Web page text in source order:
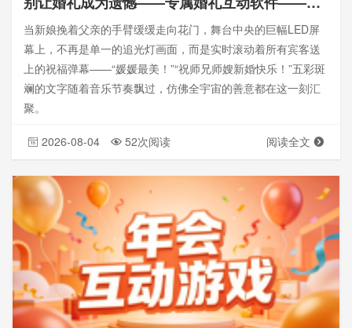
当新娘挽着父亲的手臂缓缓走向花门，舞台中央的巨幅LED屏
幕上，不再是单一的追光灯画面，而是实时滚动着所有宾客送
上的祝福弹幕——“媛媛最美！”“祝师兄师嫂新婚快乐！”五彩斑
斓的文字随着音乐节奏飘过，仿佛全宇宙的善意都在这一刻汇
聚。
2026-08-04 52次阅读 阅读全文